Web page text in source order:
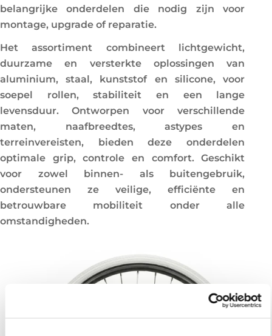
belangrijke onderdelen die nodig zijn voor
montage, upgrade of reparatie.
Het assortiment combineert lichtgewicht,
duurzame en versterkte oplossingen van
aluminium, staal, kunststof en silicone, voor
soepel rollen, stabiliteit en een lange
levensduur. Ontworpen voor verschillende
maten, naafbreedtes, astypes en
terreinvereisten, bieden deze onderdelen
optimale grip, controle en comfort. Geschikt
voor zowel binnen- als buitengebruik,
ondersteunen ze veilige, efficiënte en
betrouwbare mobiliteit onder alle
omstandigheden.